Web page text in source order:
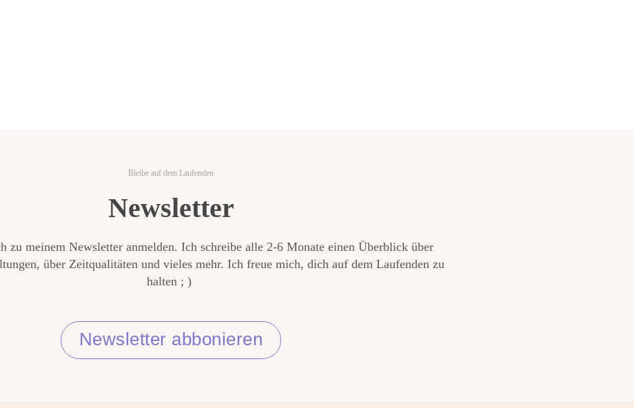
Bleibe auf dem Laufenden
Newsletter
zu meinem Newsletter anmelden. Ich schreibe alle 2-6 Monate einen Überblick über
über Zeitqualitäten und vieles mehr. Ich freue mich, dich auf dem Laufenden zu
halten ; )
Newsletter abbonieren